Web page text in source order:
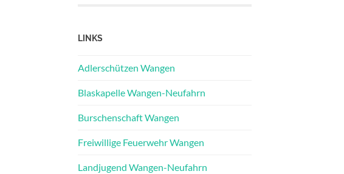
LINKS
Adlerschützen Wangen
Blaskapelle Wangen-Neufahrn
Burschenschaft Wangen
Freiwillige Feuerwehr Wangen
Landjugend Wangen-Neufahrn